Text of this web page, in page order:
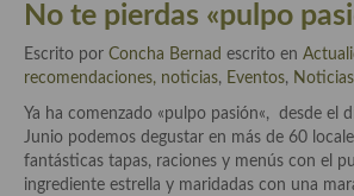
Cocina Italiana
Cocina Luxemburgo
Cocina Polaca
Cocina portuguesa
No te pierdas «pulpo
Escrito por Concha Bernad escrito en
recomendaciones, noticias, Eventos, Noticias
Ya ha comenzado «pulpo pasión«, desde el
Junio podemos degustar en más de 60
fantásticas tapas, raciones y menús con el
ingrediente estrella y maridadas con una